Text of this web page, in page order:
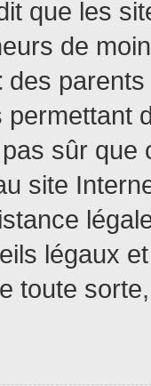
que les
de
des parents
sûr
site
légaux
toute